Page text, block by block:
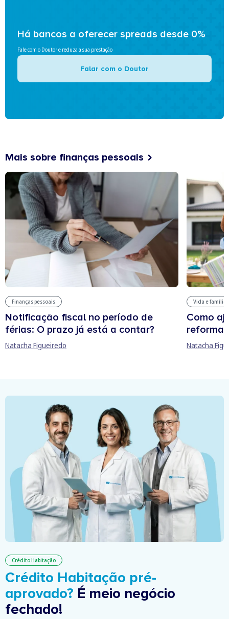
Há bancos a oferecer spreads desde 0%
Fale com o Doutor e reduza a sua prestação
Falar com o Doutor
Mais sobre finanças pessoais
Finanças pessoais
Notificação fiscal no período de
férias: O prazo já está a contar?
Natacha Figueiredo
Vida e família
Como
reforma
Natacha
Crédito Habitação
Crédito Habitação pré-
aprovado? É meio negócio
fechado!